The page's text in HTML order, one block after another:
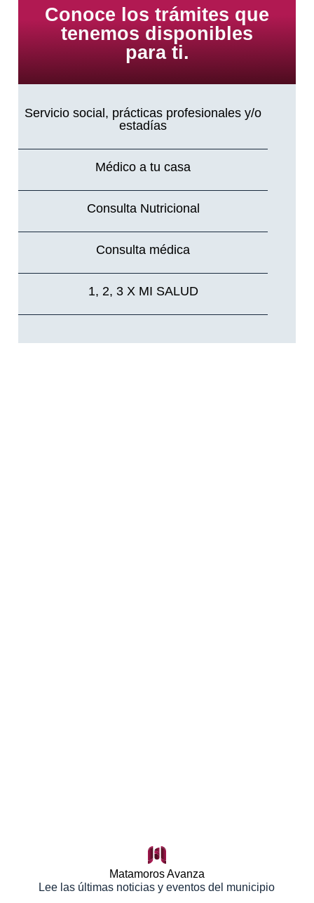
Conoce los trámites que
tenemos disponibles
para ti.
Servicio social, prácticas profesionales y/o
estadías
Médico a tu casa
Consulta Nutricional
Consulta médica
1, 2, 3 X MI SALUD
Matamoros Avanza
Lee las últimas noticias y eventos del municipio